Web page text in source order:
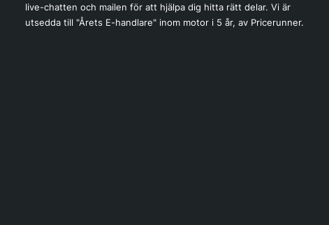
live-chatten och mailen för att hjälpa dig hitta rätt delar. Vi är
utsedda till "Årets E-handlare" inom motor i 5 år, av Pricerunner.